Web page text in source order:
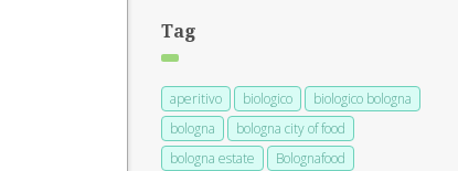
Tag
aperitivo biologico
biologico bologna
bologna
bologna city of food
bologna estate
Bolognafood